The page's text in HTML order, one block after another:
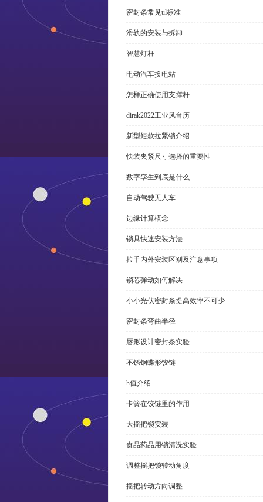
密封条常见ul标准
滑轨的安装与拆卸
智慧灯杆
电动汽车换电站
怎样正确使用支撑杆
dirak2022工业风台历
新型短款拉紧锁介绍
快装夹紧尺寸选择的重要性
数字孪生到底是什么
自动驾驶无人车
边缘计算概念
锁具快速安装方法
拉手内外安装区别及注意事项
锁芯弹动如何解决
小小光伏密封条提高效率不可少
密封条弯曲半径
唇形设计密封条实验
不锈钢蝶形铰链
h值介绍
卡簧在铰链里的作用
大摇把锁安装
食品药品用锁清洗实验
调整摇把锁转动角度
摇把转动方向调整